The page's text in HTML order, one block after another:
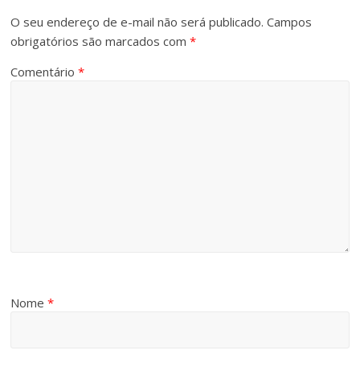
O seu endereço de e-mail não será publicado. Campos
obrigatórios são marcados com*
Comentário*
Nome*